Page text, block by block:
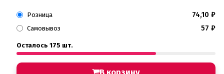
Розница 74,10 ₽
Самовывоз 57 ₽
Осталось 175 шт.